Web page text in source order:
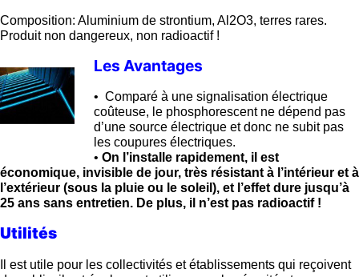
Composition: Aluminium de strontium, Al2O3, terres rares.
Produit non dangereux, non radioactif !
Les Avantages
• Comparé à une signalisation électrique
coûteuse, le phosphorescent ne dépend pas
d’une source électrique et donc ne subit pas
les coupures électriques.
• On l’installe rapidement, il est
économique, invisible de jour, très résistant à l’intérieur et à
l’extérieur (sous la pluie ou le soleil), et l’effet dure jusqu’à
25 ans sans entretien. De plus, il n’est pas radioactif !
Utilités
Il est utile pour les collectivités et établissements qui reçoivent